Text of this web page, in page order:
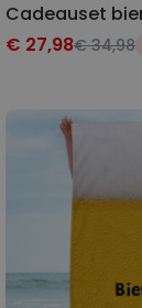
€ 27,98€ 34,98